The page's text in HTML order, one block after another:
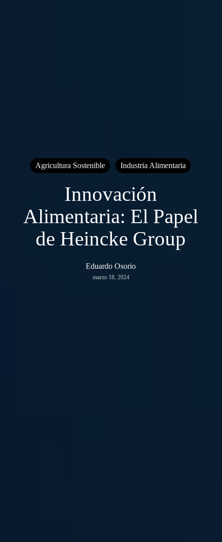
Agricultura Sostenible Industria Alimentaria
Innovación
Alimentaria: El Papel
de Heincke Group
Eduardo Osorio
marzo 18, 2024